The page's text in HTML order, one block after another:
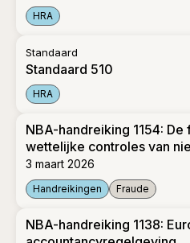
HRA
Standaard
Standaard 510
HRA
NBA-handreiking 1154:
wettelijke controles van
3 maart 2026
Handreikingen Fraude
NBA-handreiking 1138: